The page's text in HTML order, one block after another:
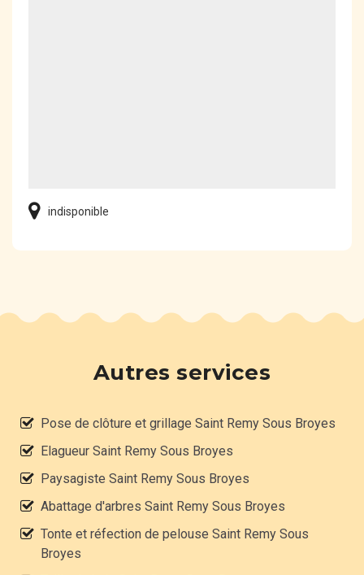
indisponible
Autres services
Pose de clôture et grillage Saint Remy Sous Broyes
Elagueur Saint Remy Sous Broyes
Paysagiste Saint Remy Sous Broyes
Abattage d'arbres Saint Remy Sous Broyes
Tonte et réfection de pelouse Saint Remy Sous
Broyes